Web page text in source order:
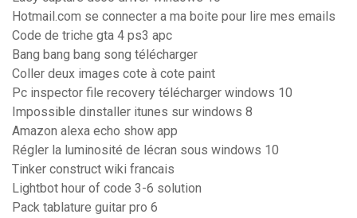
Hotmail.com se connecter a ma boite pour lire mes emails
Code de triche gta 4 ps3 apc
Bang bang bang song télécharger
Coller deux images cote à cote paint
Pc inspector file recovery télécharger windows 10
Impossible dinstaller itunes sur windows 8
Amazon alexa echo show app
Régler la luminosité de lécran sous windows 10
Tinker construct wiki francais
Lightbot hour of code 3-6 solution
Pack tablature guitar pro 6